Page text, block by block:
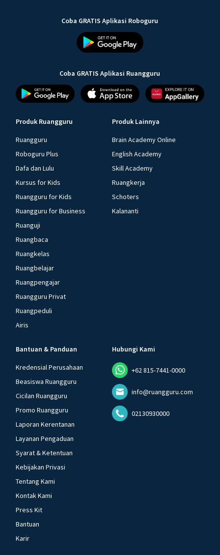
Coba GRATIS Aplikasi Roboguru
Coba GRATIS Aplikasi Ruangguru
Produk Ruangguru
Ruangguru
Roboguru Plus
Dafa dan Lulu
Kursus for Kids
Ruangguru for Kids
Ruangguru for Business
Ruanguji
Ruangbaca
Ruangkelas
Ruangbelajar
Ruangpengajar
Ruangguru Privat
Ruangpeduli
Airis
Produk Lainnya
Brain Academy Online
English Academy
Skill Academy
Ruangkerja
Schoters
Kalananti
Bantuan & Panduan
Kredensial Perusahaan
Beasiswa Ruangguru
Cicilan Ruangguru
Promo Ruangguru
Laporan Kerentanan
Layanan Pengaduan
Syarat & Ketentuan
Kebijakan Privasi
Tentang Kami
Kontak Kami
Press Kit
Bantuan
Karir
Hubungi Kami
+62 815-7441-0000
info@ruangguru.com
02130930000